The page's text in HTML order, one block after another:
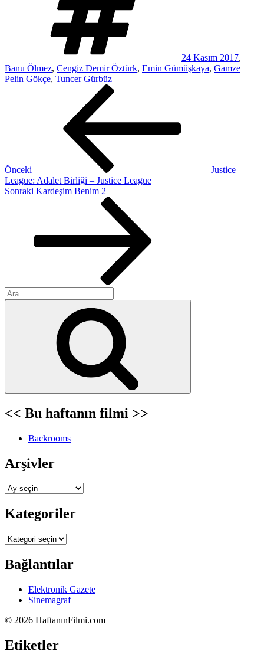
24 Kasım 2017,
Banu Ölmez, Cengiz Demir Öztürk, Emin Gümüşkaya, Gamze
Pelin Gökçe, Tuncer Gürbüz
Önceki
Justice
League: Adalet Birliği – Justice League
Sonraki
Sonraki Kardeşim Benim 2
Ara:
<< Bu haftanın filmi >>
Backrooms
Arşivler
Arşivler
Kategoriler
Kategoriler
Bağlantılar
Elektronik Gazete
Sinemagraf
© 2026 HaftanınFilmi.com
Etiketler